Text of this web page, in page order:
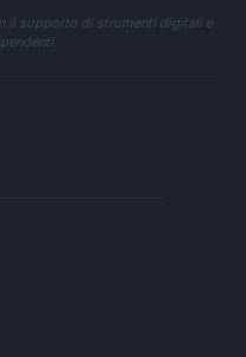
il supporto di strumenti digitali e